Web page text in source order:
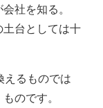
社を知る。
台としては十
えるものでは
のです。